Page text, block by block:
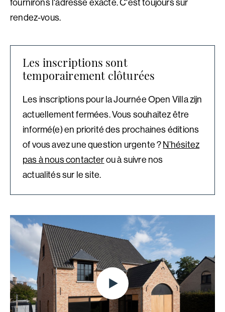
fournirons l'adresse exacte. C'est toujours sur
rendez-vous.
Les inscriptions sont
temporairement clôturées
Les inscriptions pour la Journée Open Villa zijn
actuellement fermées. Vous souhaitez être
informé(e) en priorité des prochaines éditions
of vous avez une question urgente ? N’hésitez
pas à nous contacter ou à suivre nos
actualités sur le site.